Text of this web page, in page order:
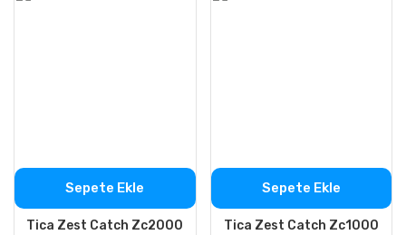
Sepete Ekle
Tica Zest Catch Zc2000
Sepete Ekle
Tica Zest Catch Zc1000